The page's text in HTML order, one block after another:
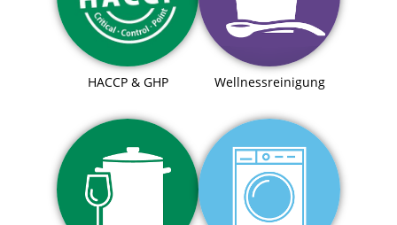
HACCP & GHP Wellnessreinigung